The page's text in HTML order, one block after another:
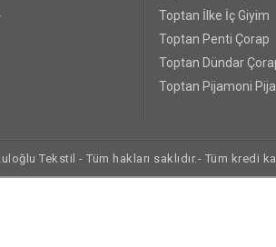
Toptan İlke İç Giyim
Toptan Penti Çorap
Toptan Dündar
Toptan Pijamoni
Tekstil - Tüm hakları saklıdır.- Tüm kredi